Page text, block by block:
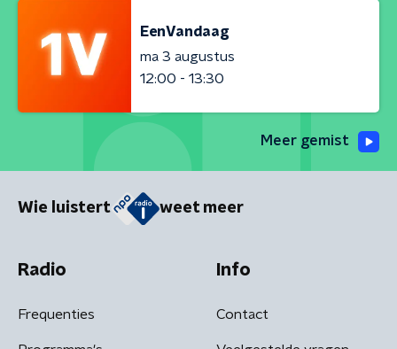
EenVandaag
ma 3 augustus
12:00 - 13:30
Meer gemist
Wie luistert weet meer
Radio
Frequenties
Info
Contact